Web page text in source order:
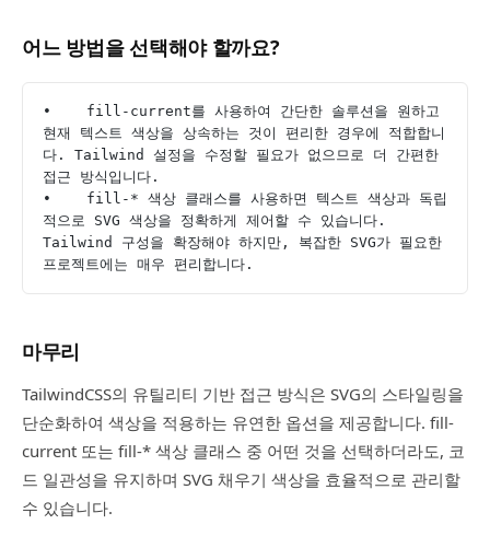
어느 방법을 선택해야 할까요?
•    fill-current를 사용하여 간단한 솔루션을 원하고
현재 텍스트 색상을 상속하는 것이 편리한 경우에 적합합니
다. Tailwind 설정을 수정할 필요가 없으므로 더 간편한
접근 방식입니다.
•    fill-* 색상 클래스를 사용하면 텍스트 색상과 독립
적으로 SVG 색상을 정확하게 제어할 수 있습니다.
Tailwind 구성을 확장해야 하지만, 복잡한 SVG가 필요한
프로젝트에는 매우 편리합니다.
마무리
TailwindCSS의 유틸리티 기반 접근 방식은 SVG의 스타일링을
단순화하여 색상을 적용하는 유연한 옵션을 제공합니다. fill-
current 또는 fill-* 색상 클래스 중 어떤 것을 선택하더라도, 코
드 일관성을 유지하며 SVG 채우기 색상을 효율적으로 관리할
수 있습니다.